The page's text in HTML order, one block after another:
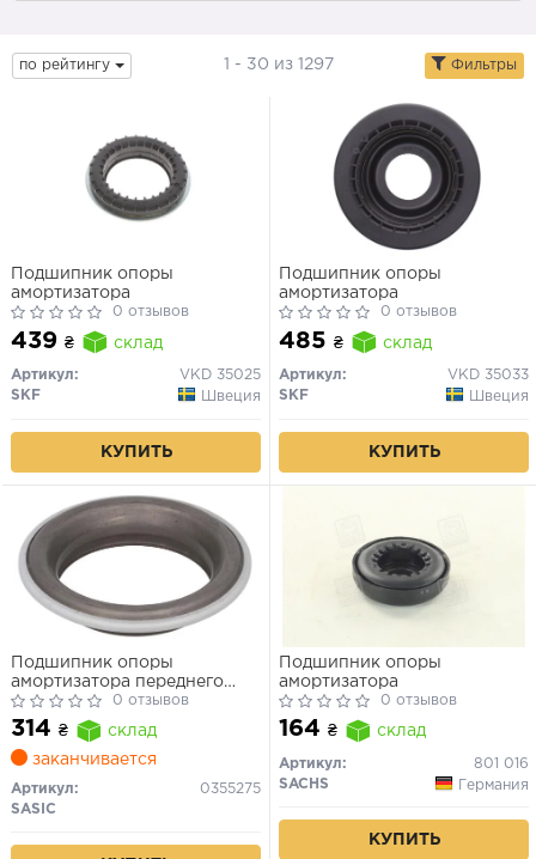
по рейтингу 1 - 30 из 1297 Фильтры
Подшипник опоры
амортизатора
0 отзывов
439 ₴ склад
Артикул:
VKD 35025
SKF
Швеция
КУПИТЬ
Подшипник опоры
амортизатора
0 отзывов
485 ₴ склад
Артикул:
VKD 35033
SKF
Швеция
КУПИТЬ
Подшипник опоры
амортизатора переднего
Citroen Berlingo / Peugeot
Partner 96->,
0 отзывов
314 ₴
склад
заканчивается
Артикул:
0355275
SASIC
Подшипник опоры
амортизатора
0 отзывов
164 ₴ склад
Артикул:
801 016
SACHS
Германия
КУПИТЬ